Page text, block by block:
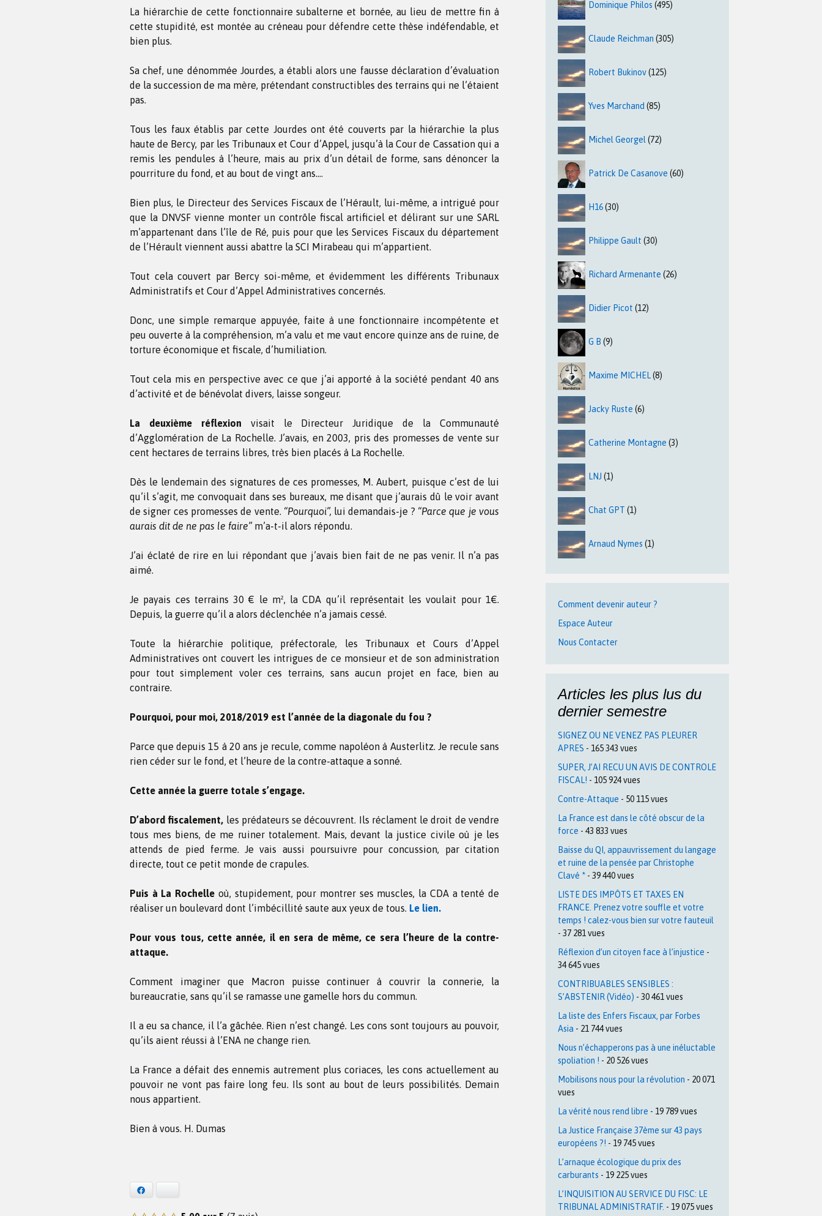
La hiérarchie de cette fonctionnaire subalterne et bornée, au lieu de mettre fin à
cette stupidité, est montée au créneau pour défendre cette thèse indéfendable, et
bien plus.
Sa chef, une dénommée Jourdes, a établi alors une fausse déclaration d’évaluation
de la succession de ma mère, prétendant constructibles des terrains qui ne l’étaient
pas.
Tous les faux établis par cette Jourdes ont été couverts par la hiérarchie la plus
haute de Bercy, par les Tribunaux et Cour d’Appel, jusqu’à la Cour de Cassation qui a
remis les pendules à l’heure, mais au prix d’un détail de forme, sans dénoncer la
pourriture du fond, et au bout de vingt ans….
Bien plus, le Directeur des Services Fiscaux de l’Hérault, lui-même, a intrigué pour
que la DNVSF vienne monter un contrôle fiscal artificiel et délirant sur une SARL
m’appartenant dans l’île de Ré, puis pour que les Services Fiscaux du département
de l’Hérault viennent aussi abattre la SCI Mirabeau qui m’appartient.
Tout cela couvert par Bercy soi-même, et évidemment les différents Tribunaux
Administratifs et Cour d’Appel Administratives concernés.
Donc, une simple remarque appuyée, faite à une fonctionnaire incompétente et
peu ouverte à la compréhension, m’a valu et me vaut encore quinze ans de ruine, de
torture économique et fiscale, d’humiliation.
Tout cela mis en perspective avec ce que j’ai apporté à la société pendant 40 ans
d’activité et de bénévolat divers, laisse songeur.
La deuxième réflexion visait le Directeur Juridique de la Communauté
d’Agglomération de La Rochelle. J’avais, en 2003, pris des promesses de vente sur
cent hectares de terrains libres, très bien placés à La Rochelle.
Dès le lendemain des signatures de ces promesses, M. Aubert, puisque c’est de lui
qu’il s’agit, me convoquait dans ses bureaux, me disant que j’aurais dû le voir avant
de signer ces promesses de vente. “Pourquoi”, lui demandais-je ? “Parce que je vous
aurais dit de ne pas le faire”m’a-t-il alors répondu.
J’ai éclaté de rire en lui répondant que j’avais bien fait de ne pas venir. Il n’a pas
aimé.
Je payais ces terrains 30 € le m², la CDA qu’il représentait les voulait pour 1€.
Depuis, la guerre qu’il a alors déclenchée n’a jamais cessé.
Toute la hiérarchie politique, préfectorale, les Tribunaux et Cours d’Appel
Administratives ont couvert les intrigues de ce monsieur et de son administration
pour tout simplement voler ces terrains, sans aucun projet en face, bien au
contraire.
Pourquoi, pour moi, 2018/2019 est l’année de la diagonale du fou ?
Parce que depuis 15 à 20 ans je recule, comme napoléon à Austerlitz. Je recule sans
rien céder sur le fond, et l’heure de la contre-attaque a sonné.
Cette année la guerre totale s’engage.
D’abord fiscalement, les prédateurs se découvrent. Ils réclament le droit de vendre
tous mes biens, de me ruiner totalement. Mais, devant la justice civile où je les
attends de pied ferme. Je vais aussi poursuivre pour concussion, par citation
directe, tout ce petit monde de crapules.
Puis à La Rochelle où, stupidement, pour montrer ses muscles, la CDA a tenté de
réaliser un boulevard dont l’imbécillité saute aux yeux de tous. Le lien.
Pour vous tous, cette année, il en sera de même, ce sera l’heure de la contre-
attaque.
Comment imaginer que Macron puisse continuer à couvrir la connerie, la
bureaucratie, sans qu’il se ramasse une gamelle hors du commun.
Il a eu sa chance, il l’a gâchée. Rien n’est changé. Les cons sont toujours au pouvoir,
qu’ils aient réussi à l’ENA ne change rien.
La France a défait des ennemis autrement plus coriaces, les cons actuellement au
pouvoir ne vont pas faire long feu. Ils sont au bout de leurs possibilités. Demain
nous appartient.
Bien à vous. H. Dumas
Dominique Philos (495)
Claude Reichman (305)
Robert Bukinov(125)
Yves Marchand (85)
Michel Georgel (72)
Patrick De Casanove (60)
H16(30)
Philippe Gault (30)
Richard Armenante (26)
Didier Picot (12)
G B (9)
Maxime MICHEL(8)
Jacky Ruste (6)
Catherine Montagne (3)
LNJ (1)
Chat GPT (1)
Arnaud Nymes (1)
Comment devenir auteur ?
Espace Auteur
Nous Contacter
Articles les plus lus du
dernier semestre
SIGNEZ OU NE VENEZ PAS PLEURER
APRES - 165 343 vues
SUPER, J’AI RECU UN AVIS DE CONTROLE
FISCAL! - 105 924 vues
Contre-Attaque - 50 115 vues
La France est dans le côté obscur de la
force - 43 833 vues
Baisse du QI, appauvrissement du langage
et ruine de la pensée par Christophe
Clavé * - 39 440 vues
LISTE DES IMPÔTS ET TAXES EN
FRANCE. Prenez votre souffle et votre
temps ! calez-vous bien sur votre fauteuil
- 37 281 vues
Réflexion d’un citoyen face à l’injustice -
34 645 vues
CONTRIBUABLES SENSIBLES :
S’ABSTENIR (Vidéo) - 30 461 vues
La liste des Enfers Fiscaux, par Forbes
Asia - 21 744 vues
Nous n’échapperons pas à une inéluctable
spoliation ! - 20 526 vues
Mobilisons nous pour la révolution - 20 071
vues
La vérité nous rend libre - 19 789 vues
La Justice Française 37ème sur 43 pays
européens ?! - 19 745 vues
L’arnaque écologique du prix des
carburants - 19 225 vues
L’INQUISITION AU SERVICE DU FISC: LE
TRIBUNAL ADMINISTRATIF. - 19 075 vues